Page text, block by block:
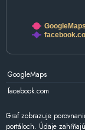
GoogleMaps
GoogleMaps
facebook.com
Graf zobrazuje
portáloch. Údaje